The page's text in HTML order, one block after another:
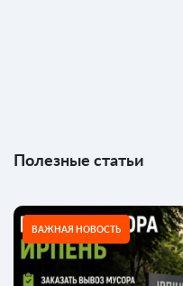
Полезные статьи
ВАЖНАЯ НОВОСТЬ